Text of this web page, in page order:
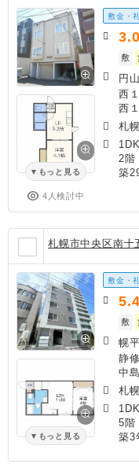
もっと見る
4人検討中
敷金・
敷
円
西
西
札
1DK
2階
築
札幌市中央区南十
もっと見る
敷金・
敷
幌
静
中
札
1DK
5階
築3